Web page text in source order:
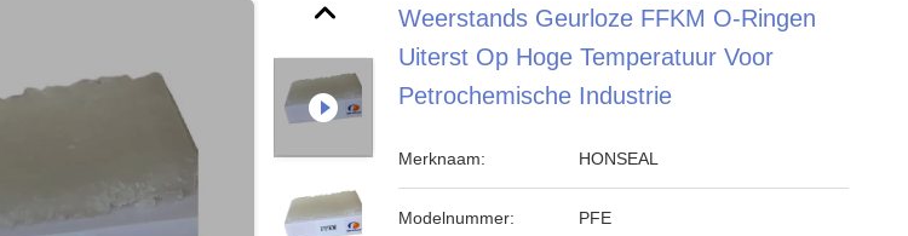
Weerstands Geurloze FFKM O-Ringen
Uiterst Op Hoge Temperatuur Voor
Petrochemische Industrie
Merknaam: HONSEAL
Modelnummer: PFE